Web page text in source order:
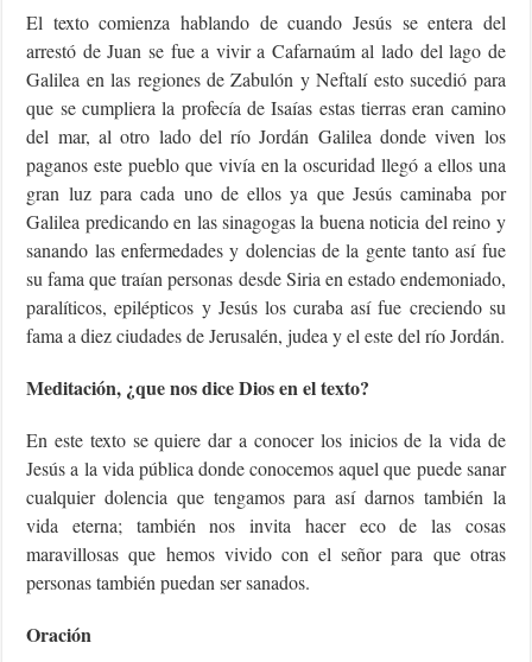
El texto comienza hablando de cuando Jesús se entera del
arrestó de Juan se fue a vivir a Cafarnaúm al lado del lago de
Galilea en las regiones de Zabulón y Neftalí esto sucedió para
que se cumpliera la profecía de Isaías estas tierras eran camino
del mar, al otro lado del río Jordán Galilea donde viven los
paganos este pueblo que vivía en la oscuridad llegó a ellos una
gran luz para cada uno de ellos ya que Jesús caminaba por
Galilea predicando en las sinagogas la buena noticia del reino y
sanando las enfermedades y dolencias de la gente tanto así fue
su fama que traían personas desde Siria en estado endemoniado,
paralíticos, epilépticos y Jesús los curaba así fue creciendo su
fama a diez ciudades de Jerusalén, judea y el este del río Jordán.
Meditación, ¿que nos dice Dios en el texto?
En este texto se quiere dar a conocer los inicios de la vida de
Jesús a la vida pública donde conocemos aquel que puede sanar
cualquier dolencia que tengamos para así darnos también la
vida eterna; también nos invita hacer eco de las cosas
maravillosas que hemos vivido con el señor para que otras
personas también puedan ser sanados.
Oración